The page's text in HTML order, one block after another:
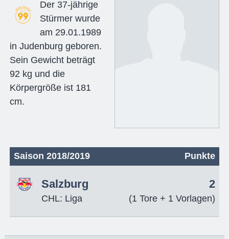
Der 37-jährige
Stürmer wurde
am 29.01.1989
in Judenburg geboren.
Sein Gewicht beträgt
92 kg und die
Körpergröße ist 181
cm.
Saison 2018/2019 Punkte
Salzburg
CHL: Liga
2
(1 Tore + 1 Vorlagen)